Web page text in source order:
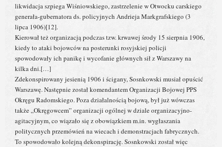
likwidacja szpiega Wiśniowskiego, zastrzelenie w Otwocku carskiego
generała-gubernatora ds. policyjnych Andrieja Markgrafskiego (3
lipca 1906)[12].
Kierował też organizacją podczas tzw. krwawej środy 15 sierpnia 1906,
kiedy to ataki bojowców na posterunki rosyjskiej policji
spowodowały ich panikę i wycofanie głównych sił z Warszawy na
kilka dni.[…]
Zdekonspirowany jesienią 1906 i ścigany, Sosnkowski musiał opuścić
Warszawę. Następnie został komendantem Organizacji Bojowej PPS
Okręgu Radomskiego. Poza działalnością bojową, był już wówczas
także „Okręgowcem” organizacji ogólnej w dziale organizacyjno-
agitacyjnym, co wiązało się z obowiązkiem m.in. wygłaszania
politycznych przemówień na wiecach i demonstracjach fabrycznych.
To spowodowało kolejną dekonspirację. Sosnkowski został więc